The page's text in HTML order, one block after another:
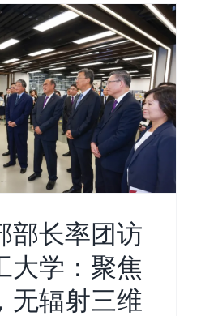
部长率团访
大学：聚焦
无辐射三维